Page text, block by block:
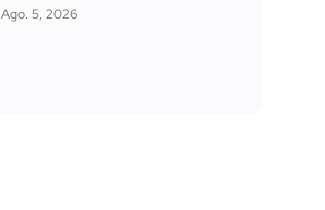
Ago. 5, 2026